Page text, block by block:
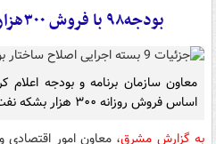
بودجه۹۸ با فروش ۳۰۰هزار بشکه نفت بسته شد
اساس فروش روزانه ۳۰۰ هزار بشکه نفت بسته شده است.
به گزارش مشرق، معاون امور اقتصادی